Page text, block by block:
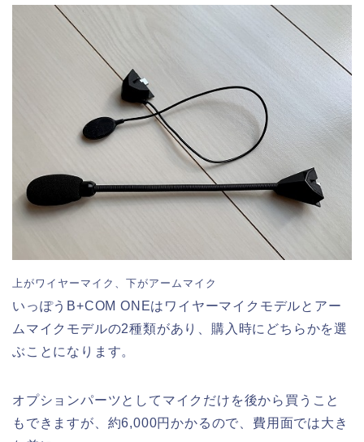
上がワイヤーマイク、下がアームマイク
いっぽうB+COM ONEはワイヤーマイクモデルとアー
ムマイクモデルの2種類があり、購入時にどちらかを選
ぶことになります。
オプションパーツとしてマイクだけを後から買うこと
もできますが、約6,000円かかるので、費用面では大き